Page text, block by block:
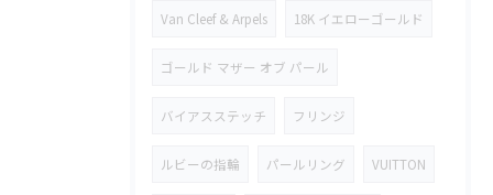
Van Cleef & Arpels 18K イエローゴールド
ゴールド マザー オブ パール
バイアスステッチ フリンジ
ルビーの指輪 パールリング VUITTON